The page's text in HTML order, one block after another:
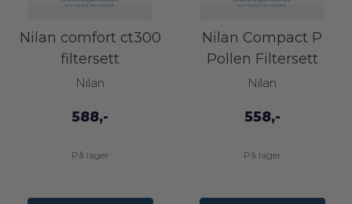
Nilan comfort ct300
filtersett
Nilan
588,-
På lager
Nilan Compact P
Pollen Filtersett
Nilan
558,-
På lager